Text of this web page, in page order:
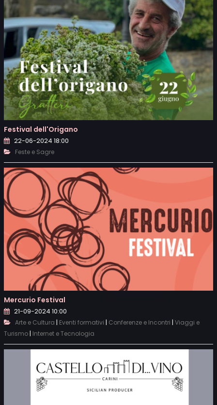
Festival dell'Origano
22-06-2024 18:00
Feste e Sagre
Mercurio Festival
21-09-2024 10:00
Arte e Cultura | Eventi formativi | Conferenze e Incontri | Viaggi e
Turismo | Internet e Tecnologia